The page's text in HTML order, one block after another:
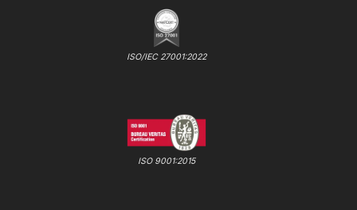
ISO/IEC 27001:2022
ISO 9001:2015